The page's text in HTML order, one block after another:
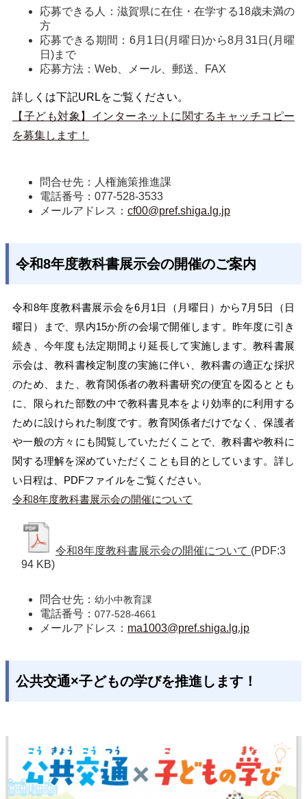
応募できる人：滋賀県に在住・在学する18歳未満の
方
応募できる期間：6月1日(月曜日)から8月31日(月曜
日)まで
応募方法：Web、メール、郵送、FAX
詳しくは下記URLをご覧ください。
【子ども対象】インターネットに関するキャッチコピー
を募集します！
問合せ先：人権施策推進課
電話番号：077-528-3533
メールアドレス： cf00@pref.shiga.lg.jp
令和8年度教科書展示会の開催のご案内
令和8年度教科書展示会を6月1日（月曜日）から7月5日（日
曜日）まで、県内15か所の会場で開催します。昨年度に引き
続き、今年度も法定期間より延長して実施します。教科書展
示会は、教科書検定制度の実施に伴い、教科書の適正な採択
のため、また、教育関係者の教科書研究の便宜を図るととも
に、限られた部数の中で教科書見本をより効率的に利用する
ために設けられた制度です。教育関係者だけでなく、保護者
や一般の方々にも閲覧していただくことで、教科書や教科に
関する理解を深めていただくことも目的としています。詳し
い日程は、PDFファイルをご覧ください。
令和8年度教科書展示会の開催について
令和8年度教科書展示会の開催について (PDF:3
94 KB)
問合せ先： 幼小中教育課
電話番号： 077-528-4661
メールアドレス： ma1003@pref.shiga.lg.jp
公共交通×子どもの学びを推進します！